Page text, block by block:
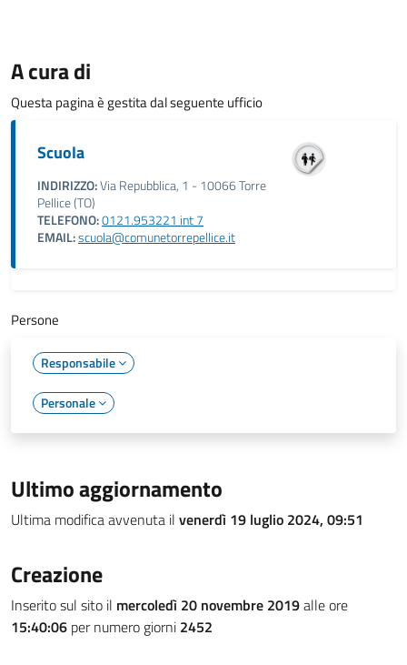
A cura di
Questa pagina è gestita dal seguente ufficio
Scuola
INDIRIZZO:Via Repubblica, 1 - 10066 Torre
Pellice (TO)
TELEFONO:0121.953221 int 7
EMAIL:scuola@comunetorrepellice.it
Persone
Responsabile
Personale
Ultimo aggiornamento
Ultima modifica avvenuta il venerdì 19 luglio 2024, 09:51
Creazione
Inserito sul sito il mercoledì 20 novembre 2019alle ore
15:40:06 per numero giorni 2452